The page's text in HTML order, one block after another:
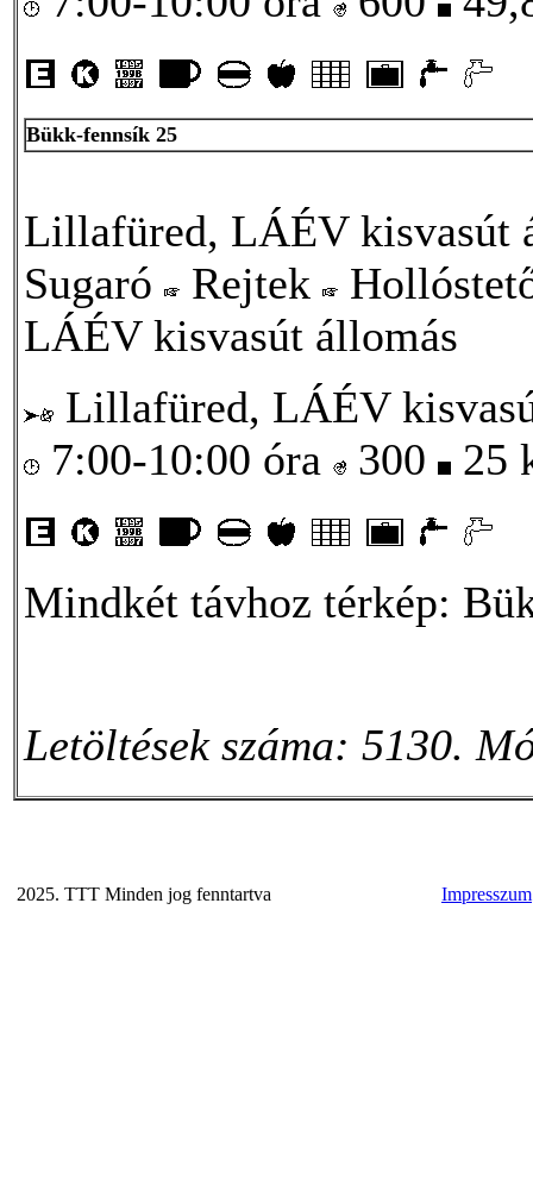
Bükk-fennsík 25
Lillafüred, LÁÉV kisvasút
Sugaró
Rejtek
LÁÉV kisvasút állomás
Lillafüred, LÁÉV
7:00-10:00 óra
300 25
Mindkét távhoz térkép:
Letöltések száma: 5130.
2025. TTT Minden jog fenntartva Impresszum